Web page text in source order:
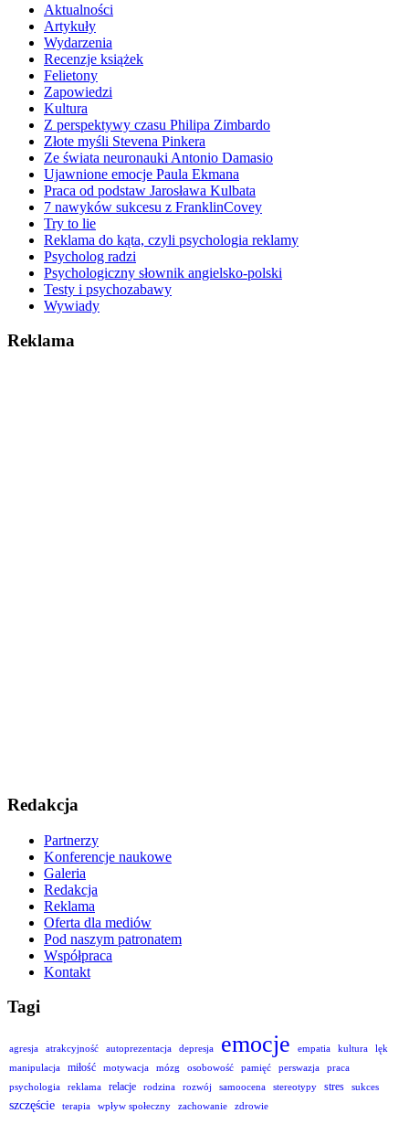
Aktualności
Artykuły
Wydarzenia
Recenzje książek
Felietony
Zapowiedzi
Kultura
Z perspektywy czasu Philipa Zimbardo
Złote myśli Stevena Pinkera
Ze świata neuronauki Antonio Damasio
Ujawnione emocje Paula Ekmana
Praca od podstaw Jarosława Kulbata
7 nawyków sukcesu z FranklinCovey
Try to lie
Reklama do kąta, czyli psychologia reklamy
Psycholog radzi
Psychologiczny słownik angielsko-polski
Testy i psychozabawy
Wywiady
Reklama
Redakcja
Partnerzy
Konferencje naukowe
Galeria
Redakcja
Reklama
Oferta dla mediów
Pod naszym patronatem
Współpraca
Kontakt
Tagi
agresja atrakcyjność autoprezentacja depresja emocje empatia kultura
lęk
manipulacja
miłość motywacja mózg osobowość pamięć perswazja
praca
psychologia
reklama relacje rodzina rozwój samoocena stereotypy stres sukces
szczęście terapia wpływ społeczny zachowanie zdrowie